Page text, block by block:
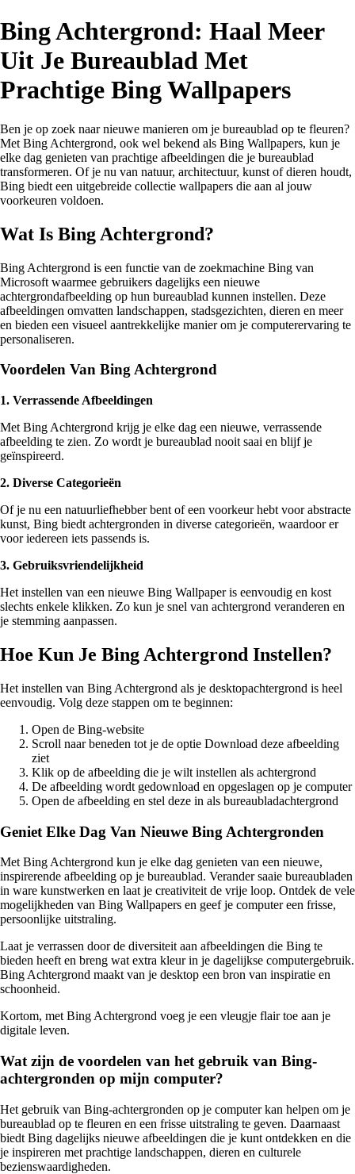
Bing Achtergrond: Haal Meer
Uit Je Bureaublad Met
Prachtige Bing Wallpapers
Ben je op zoek naar nieuwe manieren om je bureaublad op te fleuren?
Met Bing Achtergrond, ook wel bekend als Bing Wallpapers, kun je
elke dag genieten van prachtige afbeeldingen die je bureaublad
transformeren. Of je nu van natuur, architectuur, kunst of dieren houdt,
Bing biedt een uitgebreide collectie wallpapers die aan al jouw
voorkeuren voldoen.
Wat Is Bing Achtergrond?
Bing Achtergrond is een functie van de zoekmachine Bing van
Microsoft waarmee gebruikers dagelijks een nieuwe
achtergrondafbeelding op hun bureaublad kunnen instellen. Deze
afbeeldingen omvatten landschappen, stadsgezichten, dieren en meer
en bieden een visueel aantrekkelijke manier om je computerervaring te
personaliseren.
Voordelen Van Bing Achtergrond
1. Verrassende Afbeeldingen
Met Bing Achtergrond krijg je elke dag een nieuwe, verrassende
afbeelding te zien. Zo wordt je bureaublad nooit saai en blijf je
geïnspireerd.
2. Diverse Categorieën
Of je nu een natuurliefhebber bent of een voorkeur hebt voor abstracte
kunst, Bing biedt achtergronden in diverse categorieën, waardoor er
voor iedereen iets passends is.
3. Gebruiksvriendelijkheid
Het instellen van een nieuwe Bing Wallpaper is eenvoudig en kost
slechts enkele klikken. Zo kun je snel van achtergrond veranderen en
je stemming aanpassen.
Hoe Kun Je Bing Achtergrond Instellen?
Het instellen van Bing Achtergrond als je desktopachtergrond is heel
eenvoudig. Volg deze stappen om te beginnen:
Open de Bing-website
Scroll naar beneden tot je de optie Download deze afbeelding
ziet
Klik op de afbeelding die je wilt instellen als achtergrond
De afbeelding wordt gedownload en opgeslagen op je computer
Open de afbeelding en stel deze in als bureaubladachtergrond
Geniet Elke Dag Van Nieuwe Bing Achtergronden
Met Bing Achtergrond kun je elke dag genieten van een nieuwe,
inspirerende afbeelding op je bureaublad. Verander saaie bureaubladen
in ware kunstwerken en laat je creativiteit de vrije loop. Ontdek de vele
mogelijkheden van Bing Wallpapers en geef je computer een frisse,
persoonlijke uitstraling.
Laat je verrassen door de diversiteit aan afbeeldingen die Bing te
bieden heeft en breng wat extra kleur in je dagelijkse computergebruik.
Bing Achtergrond maakt van je desktop een bron van inspiratie en
schoonheid.
Kortom, met Bing Achtergrond voeg je een vleugje flair toe aan je
digitale leven.
Wat zijn de voordelen van het gebruik van Bing-
achtergronden op mijn computer?
Het gebruik van Bing-achtergronden op je computer kan helpen om je
bureaublad op te fleuren en een frisse uitstraling te geven. Daarnaast
biedt Bing dagelijks nieuwe afbeeldingen die je kunt ontdekken en die
je inspireren met prachtige landschappen, dieren en culturele
bezienswaardigheden.